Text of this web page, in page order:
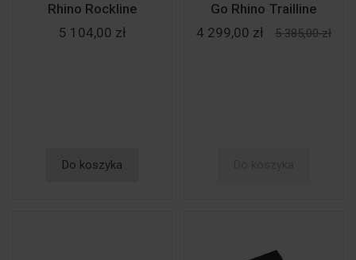
Rhino Rockline
5 104,00 zł
Do koszyka
Go Rhino Trailline
4 299,00 zł
5 385,00 zł